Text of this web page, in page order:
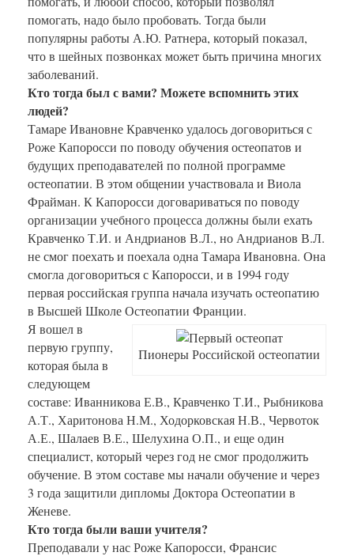
помогать, надо было пробовать. Тогда были
популярны работы А.Ю. Ратнера, который показал,
что в шейных позвонках может быть причина многих
заболеваний.
Кто тогда был с вами? Можете вспомнить этих
людей?
Тамаре Ивановне Кравченко удалось договориться с
Роже Капоросси по поводу обучения остеопатов и
будущих преподавателей по полной программе
остеопатии. В этом общении участвовала и Виола
Фрайман. К Капоросси договариваться по поводу
организации учебного процесса должны были ехать
Кравченко Т.И. и Андрианов В.Л., но Андрианов В.Л.
не смог поехать и поехала одна Тамара Ивановна. Она
смогла договориться с Капоросси, и в 1994 году
первая российская группа начала изучать остеопатию
в Высшей Школе Остеопатии Франции.
Пионеры Российской остеопатии
Я вошел в
первую группу,
которая была в
следующем
составе: Иванникова Е.В., Кравченко Т.И., Рыбникова
А.Т., Харитонова Н.М., Ходорковская Н.В., Червоток
А.Е., Шалаев В.Е., Шелухина О.П., и еще один
специалист, который через год не смог продолжить
обучение. В этом составе мы начали обучение и через
3 года защитили дипломы Доктора Остеопатии в
Женеве.
Кто тогда были ваши учителя?
Преподавали у нас Роже Капоросси, Франсис